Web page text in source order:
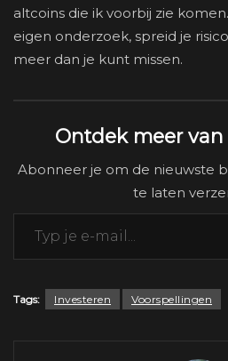
altcoins die ik voorbij zie
eigen onderzoek, spreid je
meer dan je kunt missen.
Ontdek meer
Abonneer je om de nieuwste
te laten
Typ je e-mail...
Tags: Investeren Voorspellingen